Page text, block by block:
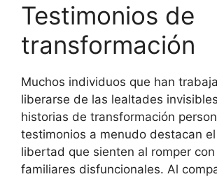
Testimonios de
transformación
Muchos individuos que han
liberarse de las lealtades
historias de transformación
testimonios a menudo destacan
libertad que sienten al romper
familiares disfuncionales. Al